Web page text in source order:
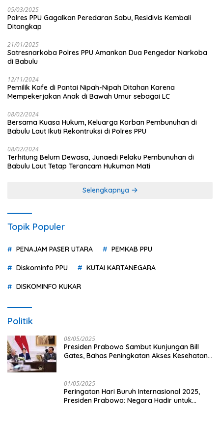
05/03/2025
Polres PPU Gagalkan Peredaran Sabu, Residivis Kembali
Ditangkap
21/01/2025
Satresnarkoba Polres PPU Amankan Dua Pengedar Narkoba
di Babulu
12/11/2024
Pemilik Kafe di Pantai Nipah-Nipah Ditahan Karena
Mempekerjakan Anak di Bawah Umur sebagai LC
08/02/2024
Bersama Kuasa Hukum, Keluarga Korban Pembunuhan di
Babulu Laut Ikuti Rekontruksi di Polres PPU
08/02/2024
Terhitung Belum Dewasa, Junaedi Pelaku Pembunuhan di
Babulu Laut Tetap Terancam Hukuman Mati
Selengkapnya
Topik Populer
PENAJAM PASER UTARA PEMKAB PPU
Diskominfo PPU KUTAI KARTANEGARA
DISKOMINFO KUKAR
Politik
08/05/2025
Presiden Prabowo Sambut Kunjungan Bill
Gates, Bahas Peningkatan Akses Kesehatan
01/05/2025
Peringatan Hari Buruh Internasional 2025,
Presiden Prabowo: Negara Hadir untuk